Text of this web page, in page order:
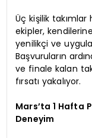
Üç kişilik takımlar
ekipler,
yenilikçi ve
Başvuruların
ve finale kalan
fırsatı yakalıyor.
Mars’ta 1 Hafta
Deneyim